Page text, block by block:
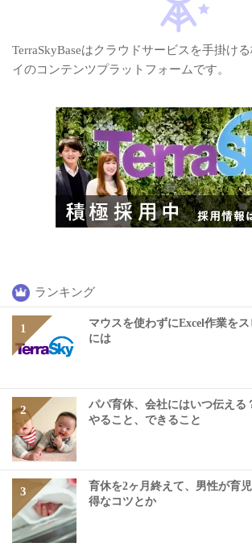
TerraSkyBaseはクラウドサービスを手掛け
イのコンテンツプラットフォームです。
ランキング
マウスを使わずにExcel作業を
には
パパ育休、会社にはいつ伝える
やること、できること
育休を2ヶ月終えて、男性が育
得なコツとか